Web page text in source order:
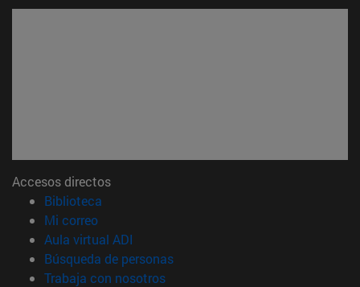
Accesos directos
Biblioteca
Mi correo(abre en nueva ventana)
Aula virtual ADI
Búsqueda de personas(abre en nueva ventana)
Trabaja con nosotros(abre en nueva ventana)